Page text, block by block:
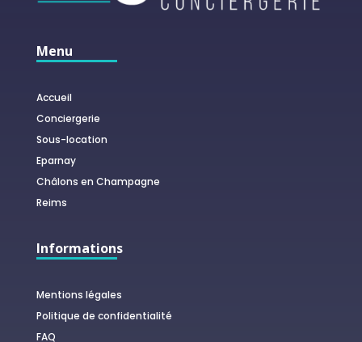
Menu
Accueil
Conciergerie
Sous-location
Eparnay
Châlons en Champagne
Reims
Informations
Mentions légales
Politique de confidentialité
FAQ